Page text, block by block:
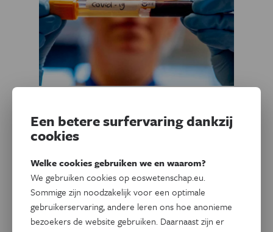
Waarom mannen
kwetsbaarder zijn voor het
coronavirus dan vrouwen
Mannenbloed bevat hogere concentraties van een enzym
dat het coronavirus helpt bij het infecteren van cellen.
DoorEls Verweire
Een betere surfervaring dankzij
cookies
Welke cookies gebruiken we en waarom?
We gebruiken cookies op eoswetenschap.eu.
Sommige zijn noodzakelijk voor een optimale
gebruikerservaring, andere leren ons hoe anonieme
bezoekers de website gebruiken. Daarnaast zijn er